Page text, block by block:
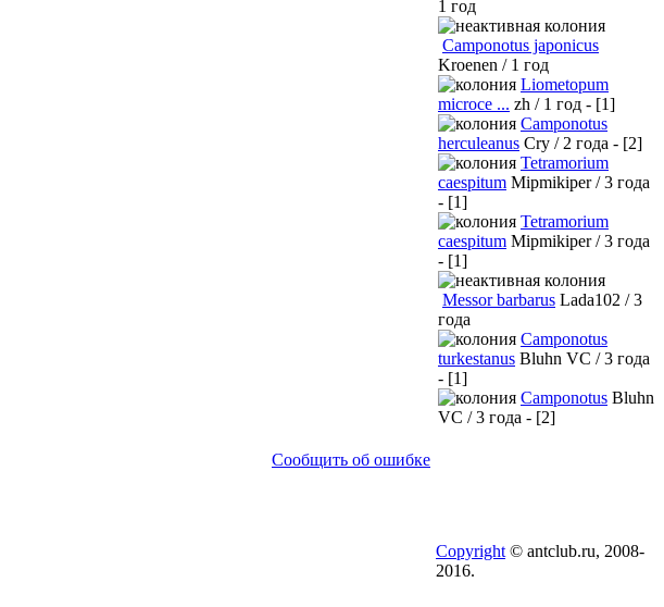
Сообщить об ошибке
1 год
Camponotus japonicus
Kroenen / 1 год
Liometopum
microce ... zh / 1 год - [1]
Camponotus
herculeanus Cry / 2 года - [2]
Tetramorium
caespitum Mipmikiper / 3 года
- [1]
Tetramorium
caespitum Mipmikiper / 3 года
- [1]
Messor barbarus Lada102 / 3
года
Camponotus
turkestanus Bluhn VC / 3 года
- [1]
Camponotus Bluhn
VC / 3 года - [2]
Copyright © antclub.ru, 2008-
2016.